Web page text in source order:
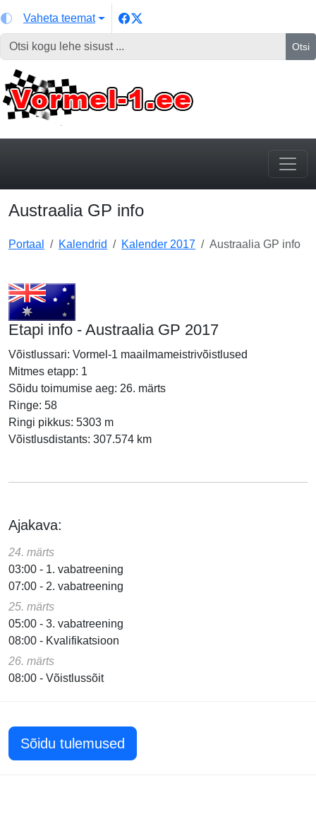
Vaheta teemat
Otsi
Austraalia GP info
Portaal Kalendrid Kalender 2017 Austraalia GP info
Etapi info - Austraalia GP 2017
Võistlussari: Vormel-1 maailmameistrivõistlused
Mitmes etapp: 1
Sõidu toimumise aeg: 26. märts
Ringe: 58
Ringi pikkus: 5303 m
Võistlusdistants: 307.574 km
Ajakava:
24. märts
03:00 - 1. vabatreening
07:00 - 2. vabatreening
25. märts
05:00 - 3. vabatreening
08:00 - Kvalifikatsioon
26. märts
08:00 - Võistlussõit
Sõidu tulemused